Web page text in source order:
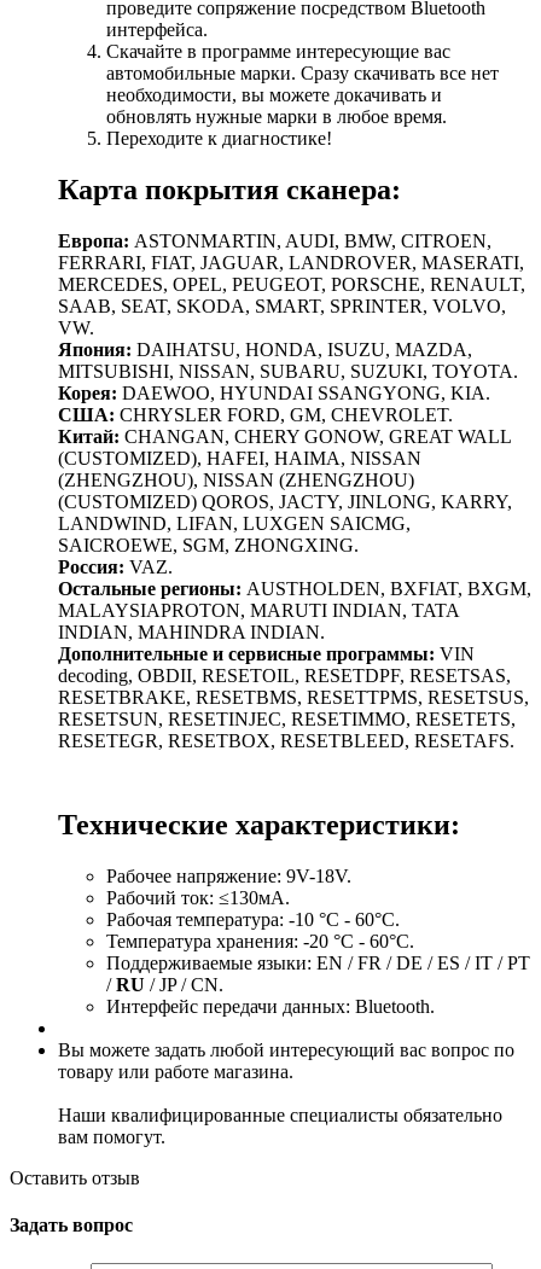
проведите сопряжение посредством Bluetooth
интерфейса.
Скачайте в программе интересующие вас
автомобильные марки. Сразу скачивать все нет
необходимости, вы можете докачивать и
обновлять нужные марки в любое время.
Переходите к диагностике!
Карта покрытия сканера:
Европа: ASTONMARTIN, AUDI, BMW, CITROEN,
FERRARI, FIAT, JAGUAR, LANDROVER, MASERATI,
MERCEDES, OPEL, PEUGEOT, PORSCHE, RENAULT,
SAAB, SEAT, SKODA, SMART, SPRINTER, VOLVO,
VW.
Япония: DAIHATSU, HONDA, ISUZU, MAZDA,
MITSUBISHI, NISSAN, SUBARU, SUZUKI, TOYOTA.
Корея: DAEWOO, HYUNDAI SSANGYONG, KIA.
США: CHRYSLER FORD, GM, CHEVROLET.
Китай: CHANGAN, CHERY GONOW, GREAT WALL
(CUSTOMIZED), HAFEI, HAIMA, NISSAN
(ZHENGZHOU), NISSAN (ZHENGZHOU)
(CUSTOMIZED) QOROS, JACTY, JINLONG, KARRY,
LANDWIND, LIFAN, LUXGEN SAICMG,
SAICROEWE, SGM, ZHONGXING.
Россия: VAZ.
Остальные регионы: AUSTHOLDEN, BXFIAT, BXGM,
MALAYSIAPROTON, MARUTI INDIAN, TATA
INDIAN, MAHINDRA INDIAN.
Дополнительные и сервисные программы: VIN
decoding, OBDII, RESETOIL, RESETDPF, RESETSAS,
RESETBRAKE, RESETBMS, RESETTPMS, RESETSUS,
RESETSUN, RESETINJEC, RESETIMMO, RESETETS,
RESETEGR, RESETBOX, RESETBLEED, RESETAFS.
Технические характеристики:
Рабочее напряжение: 9V-18V.
Рабочий ток: ≤130мА.
Рабочая температура: -10 °С - 60°С.
Температура хранения: -20 °С - 60°С.
Поддерживаемые языки: EN / FR / DE / ES / IT / PT
/RU / JP / CN.
Интерфейс передачи данных: Bluetooth.
Вы можете задать любой интересующий вас вопрос по
товару или работе магазина.
Наши квалифицированные специалисты обязательно
вам помогут.
Оставить отзыв
Задать вопрос